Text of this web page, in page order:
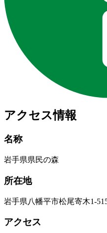
アクセス情報
名称
岩手県県民の森
所在地
岩手県八幡平市松尾寄木1-
アクセス